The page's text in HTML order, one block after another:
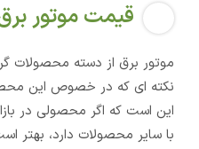
قیمت موتور
موتور برق از دسته محصولات
نکته ای که در خصوص این
این است که اگر محصولی در
با سایر محصولات دارد، بهتر